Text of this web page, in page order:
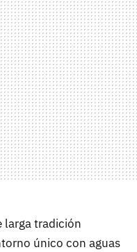
larga tradición
único con aguas